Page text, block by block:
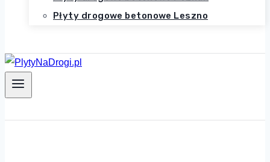
Płyty drogowe betonowe Leszno